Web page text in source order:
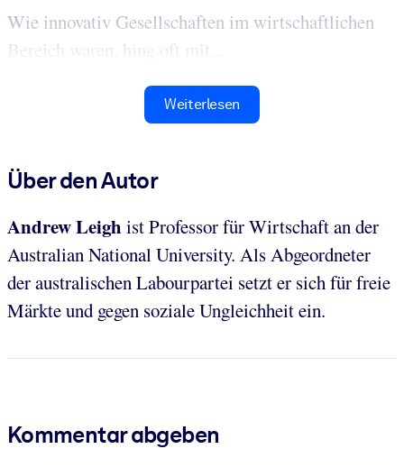
Wie innovativ Gesellschaften im wirtschaftlichen
Bereich waren, hing oft mit...
Weiterlesen
Über den Autor
Andrew Leigh ist Professor für Wirtschaft an der
Australian National University. Als Abgeordneter
der australischen Labourpartei setzt er sich für freie
Märkte und gegen soziale Ungleichheit ein.
Kommentar abgeben